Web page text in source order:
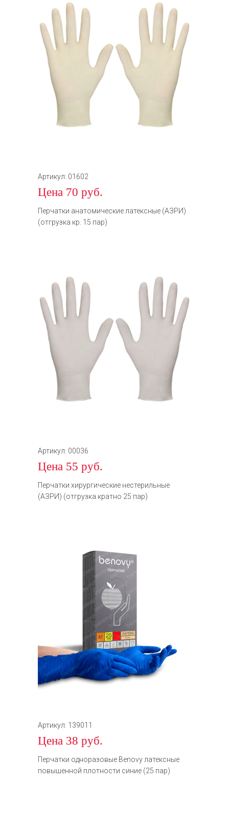
Артикул: 01602
Цена 70 руб.
Перчатки анатомические латексные (АЗРИ)
(отгрузка кр. 15 пар)
Артикул: 00036
Цена 55 руб.
Перчатки хирургические нестерильные
(АЗРИ) (отгрузка кратно 25 пар)
Артикул: 139011
Цена 38 руб.
Перчатки одноразовые Benovy латексные
повышенной плотности синие (25 пар)